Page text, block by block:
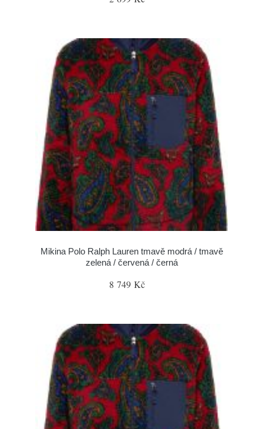
Mikina Polo Ralph Lauren tmavě modrá / tmavě
zelená / červená / černá
8 749 Kč